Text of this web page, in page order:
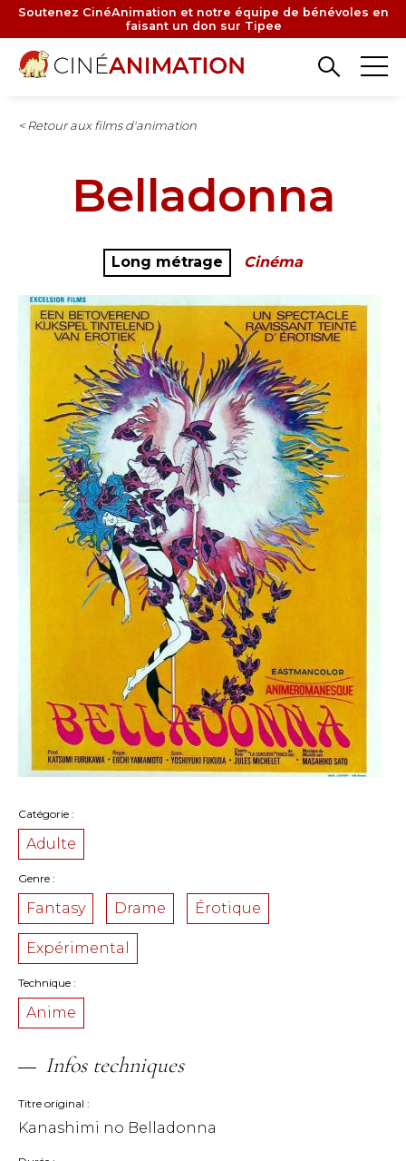
Aller
contenu
principal
Soutenez CinéAnimation et notre équipe de bénévoles en
faisant un don sur Tipee
< Retour aux films d'animation
Belladonna
Long métrage Cinéma
Catégorie
Adulte
Genre
Fantasy Drame Érotique
Expérimental
Technique
Anime
Infos techniques
Titre original
Kanashimi no Belladonna